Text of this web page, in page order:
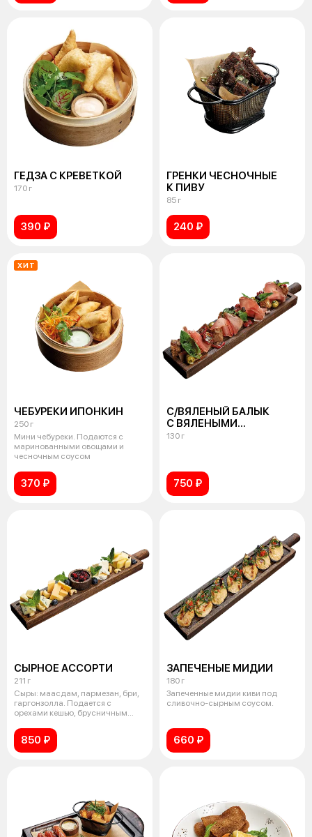
ГЕДЗА С КРЕВЕТКОЙ
170 г
390 ₽
ГРЕНКИ ЧЕСНОЧНЫЕ
К ПИВУ
85 г
240 ₽
ХИТ
ЧЕБУРЕКИ ИПОНКИН
250 г
Мини чебуреки. Подаются с
маринованными овощами и
чесночным соусом
370 ₽
С/ВЯЛЕНЫЙ БАЛЫК
С ВЯЛЕНЫМИ
ТОМАТАМИ
130 г
750 ₽
СЫРНОЕ АССОРТИ
211 г
Сыры: маасдам, пармезан, бри,
гаргонзолла. Подается с
орехами кешью, брусничным
850 ₽
ЗАПЕЧЕНЫЕ МИДИИ
180 г
Запеченные мидии киви под
сливочно-сырным соусом.
660 ₽